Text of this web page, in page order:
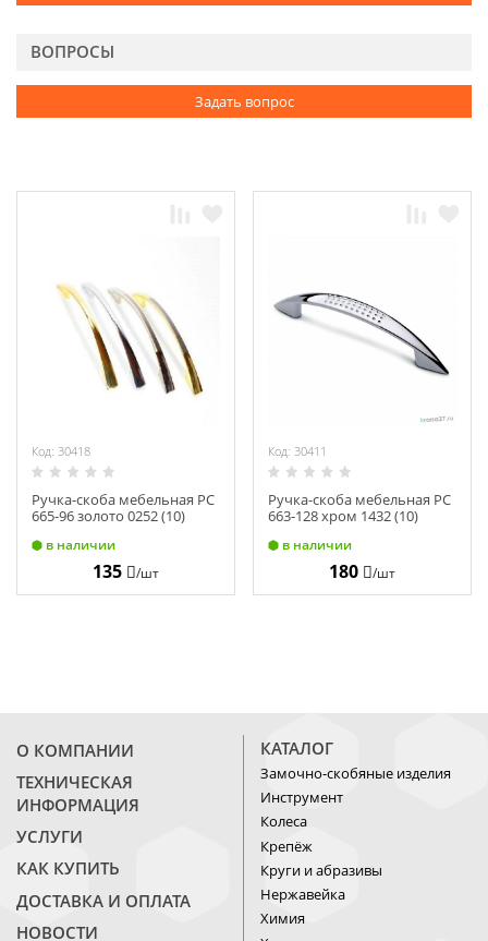
ВОПРОСЫ
Задать вопрос
Код: 30418
Ручка-скоба мебельная РС
665-96 золото 0252 (10)
в наличии
135 /шт
Код: 30411
Ручка-скоба мебельная РС
663-128 хром 1432 (10)
в наличии
180 /шт
О КОМПАНИИ
ТЕХНИЧЕСКАЯ
ИНФОРМАЦИЯ
УСЛУГИ
КАК КУПИТЬ
ДОСТАВКА И ОПЛАТА
НОВОСТИ
КАТАЛОГ
Замочно-скобяные изделия
Инструмент
Колеса
Крепёж
Круги и абразивы
Нержавейка
Химия